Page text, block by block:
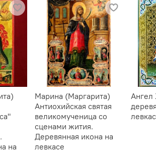
на
Марина (Маргарита)
Антиохийская святая
великомученица со
сценами жития.
Деревянная икона на
левкасе
Ангел